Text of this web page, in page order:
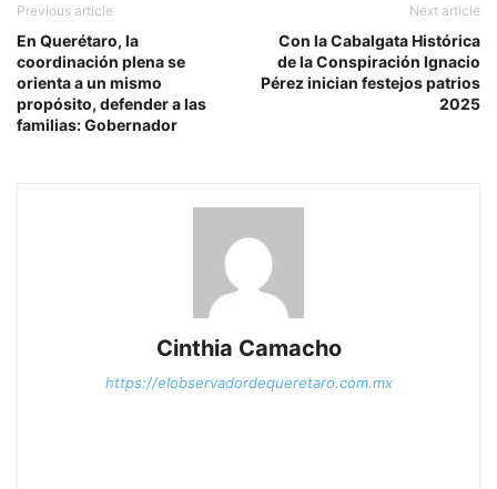
Previous article
En Querétaro, la
coordinación plena se
orienta a un mismo
propósito, defender a las
familias: Gobernador
Next article
Con la Cabalgata Histórica
de la Conspiración Ignacio
Pérez inician festejos patrios
2025
Cinthia Camacho
https://elobservadordequeretaro.com.mx